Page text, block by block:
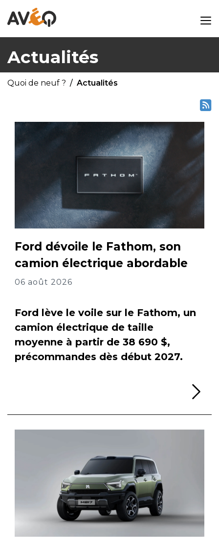
Actualités
Quoi de neuf ? Actualités
Ford dévoile le Fathom, son
camion électrique abordable
06 août 2026
Ford lève le voile sur le Fathom, un
camion électrique de taille
moyenne à partir de 38 690 $,
précommandes dès début 2027.